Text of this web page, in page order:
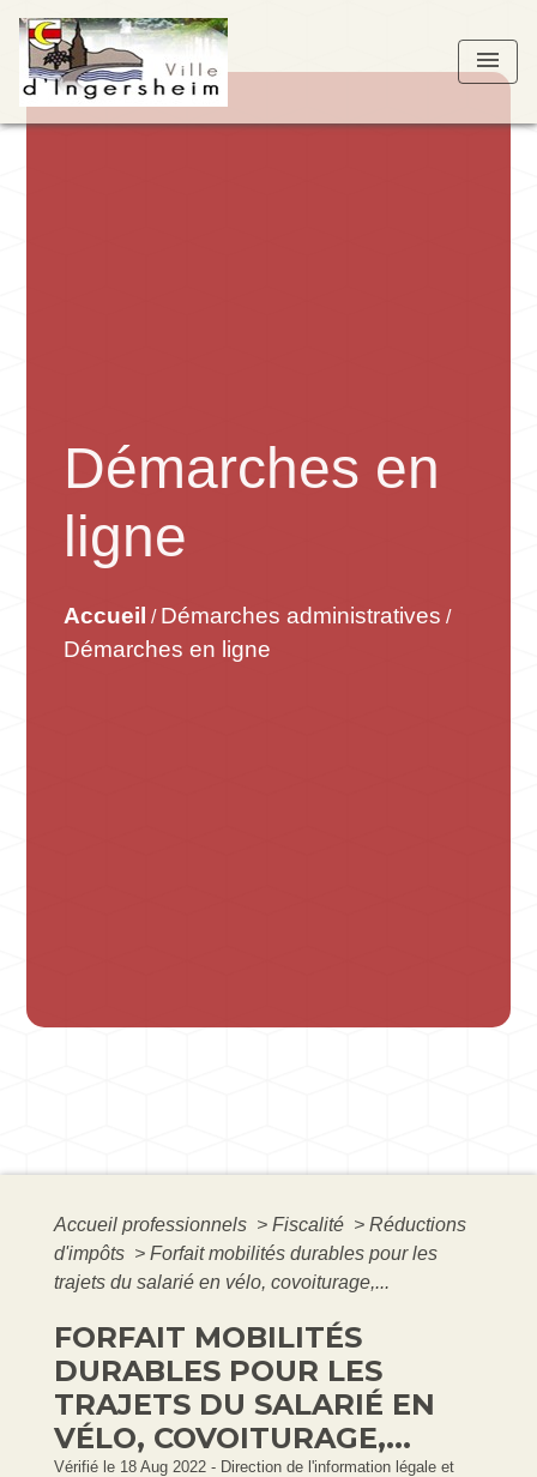
menu
Démarches en
ligne
Accueil / Démarches administratives /
Démarches en ligne
Accueil professionnels > Fiscalité > Réductions
d'impôts > Forfait mobilités durables pour les
trajets du salarié en vélo, covoiturage,...
FORFAIT MOBILITÉS
DURABLES POUR LES
TRAJETS DU SALARIÉ EN
VÉLO, COVOITURAGE,...
Vérifié le 18 Aug 2022 - Direction de l'information légale et